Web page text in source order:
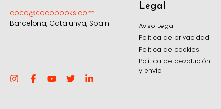
coco@cocobooks.com
Barcelona, Catalunya, Spain
Legal
Aviso Legal
Política de privacidad
Política de cookies
Política de devolución
y envío